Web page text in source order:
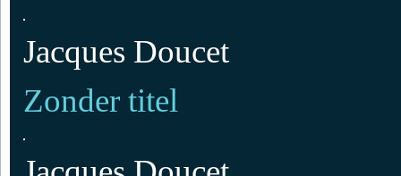
Jacques Doucet
Zonder titel